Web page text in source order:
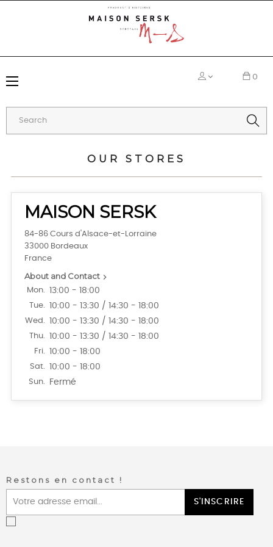
Toggle
☰
0
OUR STORES
MAISON SERSK
84-86 Cours d'Alsace-et-Lorraine
33000 Bordeaux
France
About and Contact 
Mon. 13:00 - 18:00
Tue. 10:00 - 13:30 / 14:30 - 18:00
Wed. 10:00 - 13:30 / 14:30 - 18:00
Thu. 10:00 - 13:30 / 14:30 - 18:00
Fri. 10:00 - 18:00
Sat. 10:00 - 18:00
Sun. Fermé
Restons en contact !
S'INSCRIRE